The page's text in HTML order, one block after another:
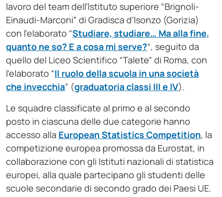
lavoro del team dell’Istituto superiore “Brignoli-
Einaudi-Marconi” di Gradisca d’Isonzo (Gorizia)
con l’elaborato “Studiare, studiare… Ma alla fine,
quanto ne so? E a cosa mi serve?“, seguito da
quello del Liceo Scientifico “Talete” di Roma, con
l’elaborato “Il ruolo della scuola in una società
che invecchia” (graduatoria classi III e IV).
Le squadre classificate al primo e al secondo
posto in ciascuna delle due categorie hanno
accesso alla European Statistics Competition, la
competizione europea promossa da Eurostat, in
collaborazione con gli Istituti nazionali di statistica
europei, alla quale partecipano gli studenti delle
scuole secondarie di secondo grado dei Paesi UE.